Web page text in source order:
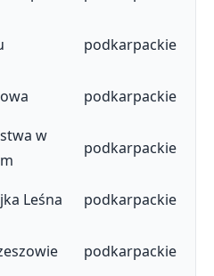
podkarpackie
podkarpackie
w
podkarpackie
Leśna
podkarpackie
podkarpackie